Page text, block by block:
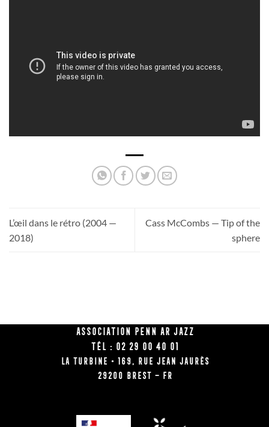
L’œil dans le rétro (2004 —
2018)
Cass McCombs — Tip of the
sphere
Association Penn Ar Jazz
Tél : 02 29 00 40 01
La Turbine • 169, rue Jean Jaurès
29200 BREST – FR